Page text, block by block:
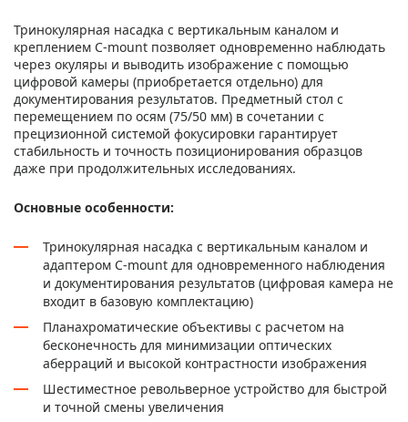
Тринокулярная насадка с вертикальным каналом и
креплением C‑mount позволяет одновременно наблюдать
через окуляры и выводить изображение с помощью
цифровой камеры (приобретается отдельно) для
документирования результатов. Предметный стол с
перемещением по осям (75/50 мм) в сочетании с
прецизионной системой фокусировки гарантирует
стабильность и точность позиционирования образцов
даже при продолжительных исследованиях.
Основные особенности:
Тринокулярная насадка с вертикальным каналом и
адаптером C-mount для одновременного наблюдения
и документирования результатов (цифровая камера не
входит в базовую комплектацию)
Планахроматические объективы с расчетом на
бесконечность для минимизации оптических
аберраций и высокой контрастности изображения
Шестиместное револьверное устройство для быстрой
и точной смены увеличения